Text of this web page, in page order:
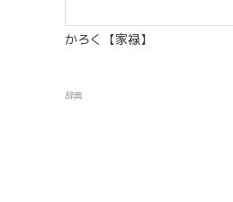
かろく【家禄】
辞典